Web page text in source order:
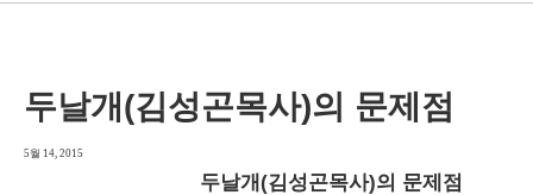
두날개(김성곤목사)의 문제점
5월 14, 2015
두날개(김성곤목사)의 문제점